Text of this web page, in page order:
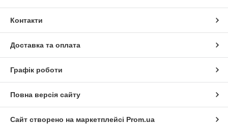
Контакти
Доставка та оплата
Графік роботи
Повна версія сайту
Сайт створено на маркетплейсі Prom.ua